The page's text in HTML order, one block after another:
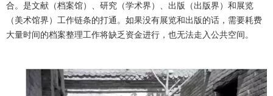
合。是文献（档案馆）、研究（学术界）、出版（出版界）和展览
（美术馆界）工作链条的打通。如果没有展览和出版的话，需要耗费
大量时间的档案整理工作将缺乏资金进行，也无法走入公共空间。